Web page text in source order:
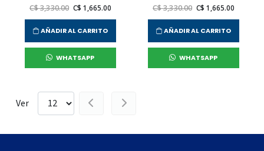
C$ 3,330.00 C$ 1,665.00
AÑADIR AL CARRITO
WHATSAPP
C$ 3,330.00 C$ 1,665.00
AÑADIR AL CARRITO
WHATSAPP
Ver